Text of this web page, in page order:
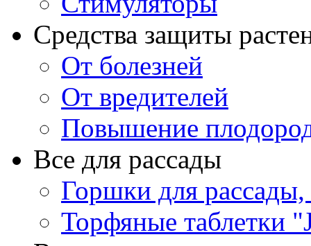
Средства защиты
От болезней
От вредителей
Повышение
Все для рассады
Горшки для рассады,
Торфяные таблетки